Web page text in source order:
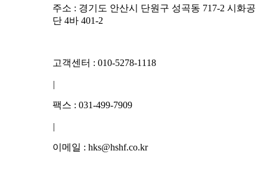
주소 : 경기도 안산시 단원구 성곡동 717-2 시화공
단 4바 401-2
고객센터 : 010-5278-1118
|
팩스 : 031-499-7909
|
이메일 : hks@hshf.co.kr